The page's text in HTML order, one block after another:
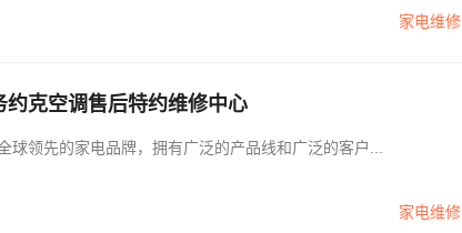
家电维修
克空调售后特约维修中心
话400-716-5055 约克空调是一家全球领先的家电品牌，拥有广泛的产品线和广泛的客户...
家电维修